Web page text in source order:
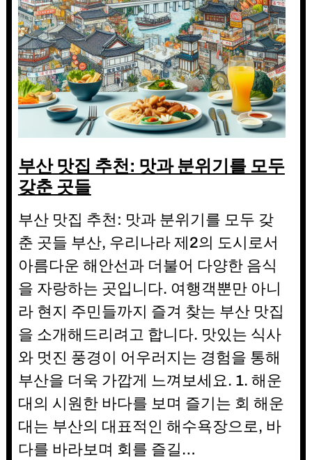
부산 맛집 추천: 맛과 분위기를 모두
갖춘 곳들
부산 맛집 추천: 맛과 분위기를 모두 갖
춘 곳들 부산, 우리나라 제2의 도시로서
아름다운 해안선과 더불어 다양한 음식
을 자랑하는 곳입니다. 여행객뿐만 아니
라 현지 주민들까지 즐겨 찾는 부산 맛집
을 소개해드리려고 합니다. 맛있는 식사
와 멋진 풍경이 어우러지는 경험을 통해
부산을 더욱 가깝게 느껴보세요. 1. 해운
대의 시원한 바다를 보며 즐기는 회 해운
대는 부산의 대표적인 해수욕장으로, 바
다를 바라보며 회를 즐길…